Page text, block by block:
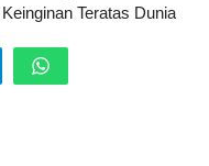
Keinginan Teratas Dunia